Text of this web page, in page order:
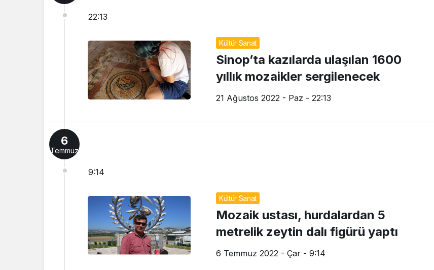
22:13
Kültür Sanat
Sinop’ta kazılarda ulaşılan 1600
yıllık mozaikler sergilenecek
21 Ağustos 2022 - Paz - 22:13
6
Temmuz
9:14
Kültür Sanat
Mozaik ustası, hurdalardan 5
metrelik zeytin dalı figürü yaptı
6 Temmuz 2022 - Çar - 9:14